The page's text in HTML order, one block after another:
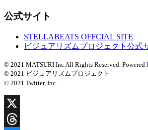
公式サイト
STELLABEATS OFFCIAL SITE
ビジュアリズムプロジェクト公式
© 2021 MATSURI Inc All Rights Reserved. Powered
© 2021 ビジュアリズムプロジェクト
© 2021 Twitter, Inc.
X